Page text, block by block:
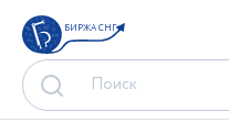
БИРЖА СНГ